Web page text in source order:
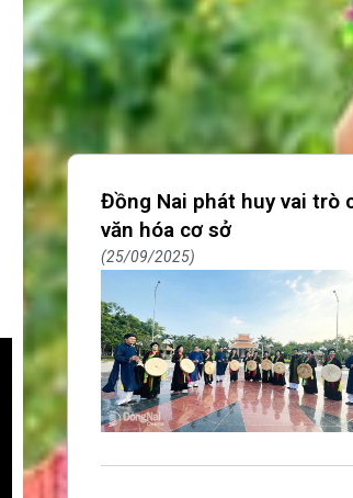
Đồng Nai phát huy vai trò
văn hóa cơ sở
25/09/2025
Page